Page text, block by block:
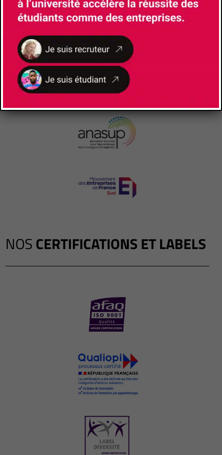
NOSCERTIFICATIONS ET LABELS